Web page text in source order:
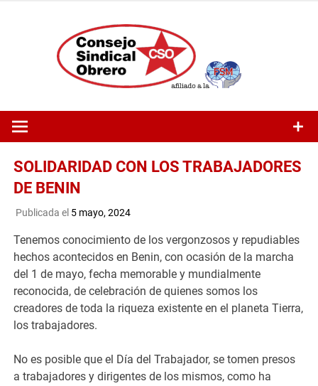
SOLIDARIDAD CON LOS TRABAJADORES
DE BENIN
Publicada el 5 mayo, 2024
Tenemos conocimiento de los vergonzosos y repudiables
hechos acontecidos en Benin, con ocasión de la marcha
del 1 de mayo, fecha memorable y mundialmente
reconocida, de celebración de quienes somos los
creadores de toda la riqueza existente en el planeta Tierra,
los trabajadores.
No es posible que el Día del Trabajador, se tomen presos
a trabajadores y dirigentes de los mismos, como ha